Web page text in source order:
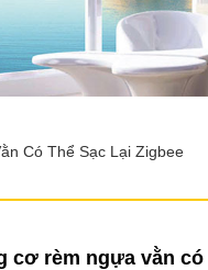
Có Thể Sạc Lại Zigbee
cơ rèm ngựa vằn có